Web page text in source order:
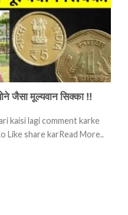
जैसा मूल्यवान सिक्का !!
kaisi lagi comment karke
Like share karRead More..